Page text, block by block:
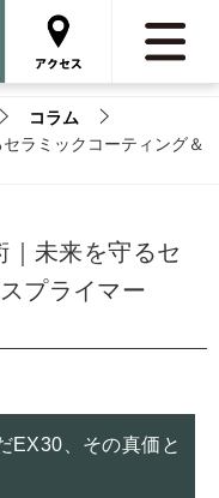
コラム
ラミックコーティング＆
｜未来を守るセ
プライマー
EX30、その真価と